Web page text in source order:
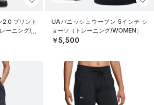
2.0 プリント
ーニング/M
UAバニッシュウーブン 5インチ シ
ョーツ（トレーニング/WOMEN）
￥5,500